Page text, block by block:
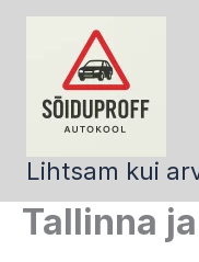
Skip
Lihtsam kui
Tallinna